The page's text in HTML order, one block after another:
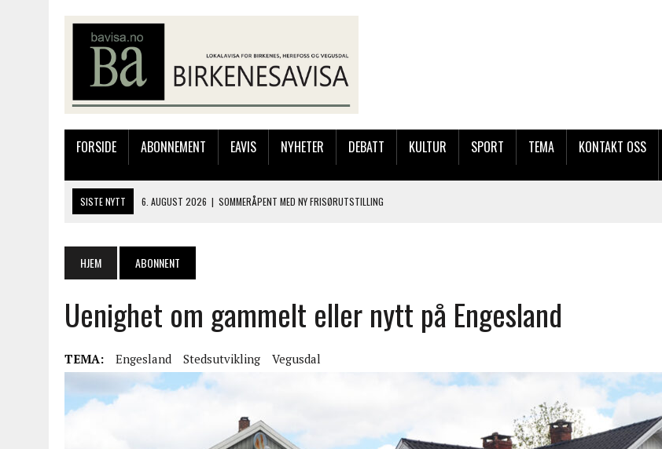
FORSIDE ABONNEMENT EAVIS NYHETER DEBATT KULTUR SPORT TEMA KONTAKT OSS
SISTE NYTT 6. AUGUST 2026 | SOMMERÅPENT MED NY FRISØRUTSTILLING
4. AUGUST 2026 | MUSIKANTER FRA BIRKELAND STORKOSTE SEG PÅ LYNGDALSKURSENE
6. AUGUST 2026
FRA BARNDOMSMINNER TIL NYE OPPLEVELSER PÅ FLAKK GÅRD
HJEM ABONNENT
Uenighet om gammelt eller nytt på Engesland
TEMA: Engesland Stedsutvikling Vegusdal